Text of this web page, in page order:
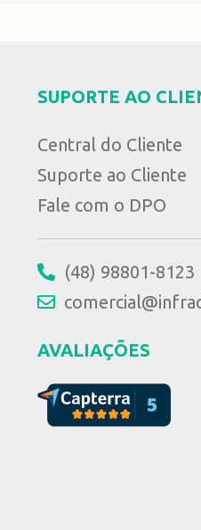
SUPORTE AO
Central do Cliente
Suporte ao Cliente
Fale com o DPO
(48) 98801-8123
AVALIAÇÕES